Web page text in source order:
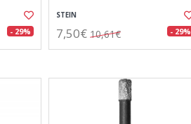
- 29%
STEIN
7,50€ 10,61€ - 29%